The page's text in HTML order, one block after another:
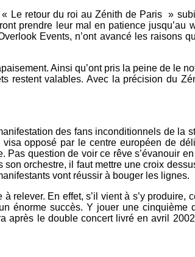
Le retour du roi au Zénith de Paris »
prendre leur mal en patience jusqu’au
Events, n’ont avancé les raisons
Ainsi qu’ont pris la peine de le
restent valables. Avec la précision du
des fans inconditionnels de la
opposé par le centre européen de
question de voir ce rêve s’évanouir
orchestre, il faut mettre une croix
vont réussir à bouger les lignes.
relever. En effet, s’il vient à s’y
énorme succès. Y jouer une cinquième
après le double concert livré en avril